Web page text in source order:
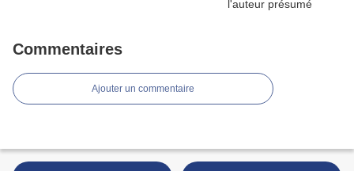
Commentaires
Ajouter un commentaire